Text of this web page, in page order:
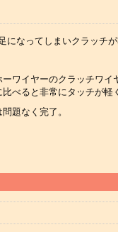
なってしまいクラッチが
ワイヤーのクラッチワ
べると非常にタッチが軽
題なく完了。